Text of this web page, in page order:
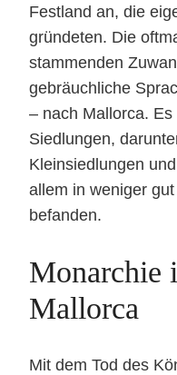
Festland an, die
gründeten. Die
stammenden
gebräuchliche
– nach Mallorca.
Siedlungen,
Kleinsiedlungen
allem in weniger
befanden.
Monarchie
Mallorca
Mit dem Tod des